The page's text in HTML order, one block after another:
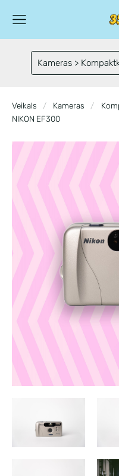
Kameras >
Veikals Kameras
NIKON EF300